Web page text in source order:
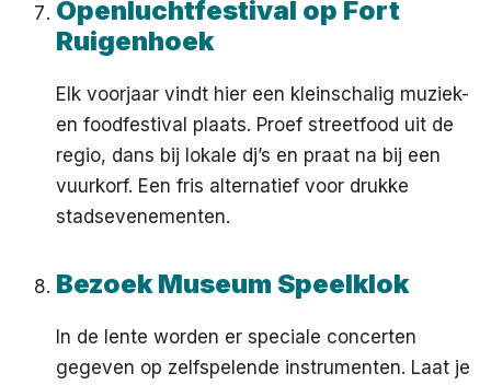
Openluchtfestival op Fort
Ruigenhoek
Elk voorjaar vindt hier een kleinschalig muziek-
en foodfestival plaats. Proef streetfood uit de
regio, dans bij lokale dj’s en praat na bij een
vuurkorf. Een fris alternatief voor drukke
stadsevenementen.
Bezoek Museum Speelklok
In de lente worden er speciale concerten
gegeven op zelfspelende instrumenten. Laat je